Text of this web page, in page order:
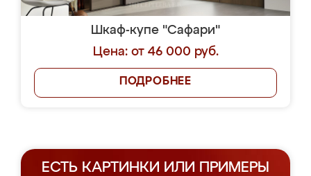
Шкаф-купе "Сафари"
Цена: от 46 000 руб.
ПОДРОБНЕЕ
ЕСТЬ КАРТИНКИ ИЛИ ПРИМЕРЫ